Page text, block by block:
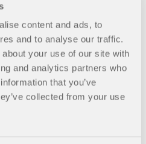
content and ads, to
and to analyse our traffic.
your use of our site with
and analytics partners who
that you’ve
collected from your use
GLASS 5